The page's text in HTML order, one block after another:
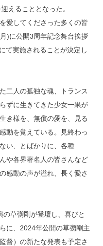
えることとなった。
愛してくださった多くの皆
)に公開3周年記念舞台挨拶
て実施されることが決定し
二人の孤独な魂、トランス
ずに生きてきた少女一果が
き様を、無償の愛を、見る
動を覚えている。見終わっ
い、とばかりに、各種
や各界著名人の皆さんなど
感動の声が溢れ、長く愛さ
草彅剛が登壇し、喜びと
に、2024年公開の草彅剛主
督）の新たな発表も予定さ